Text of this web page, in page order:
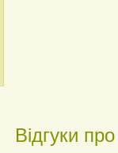
Відгуки